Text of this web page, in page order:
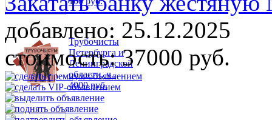
Трубочисты
Петербурга и
Ленинградской
области, ч..
4000 руб.
добавлено: 25.12.2025
стоимость:37000 руб.